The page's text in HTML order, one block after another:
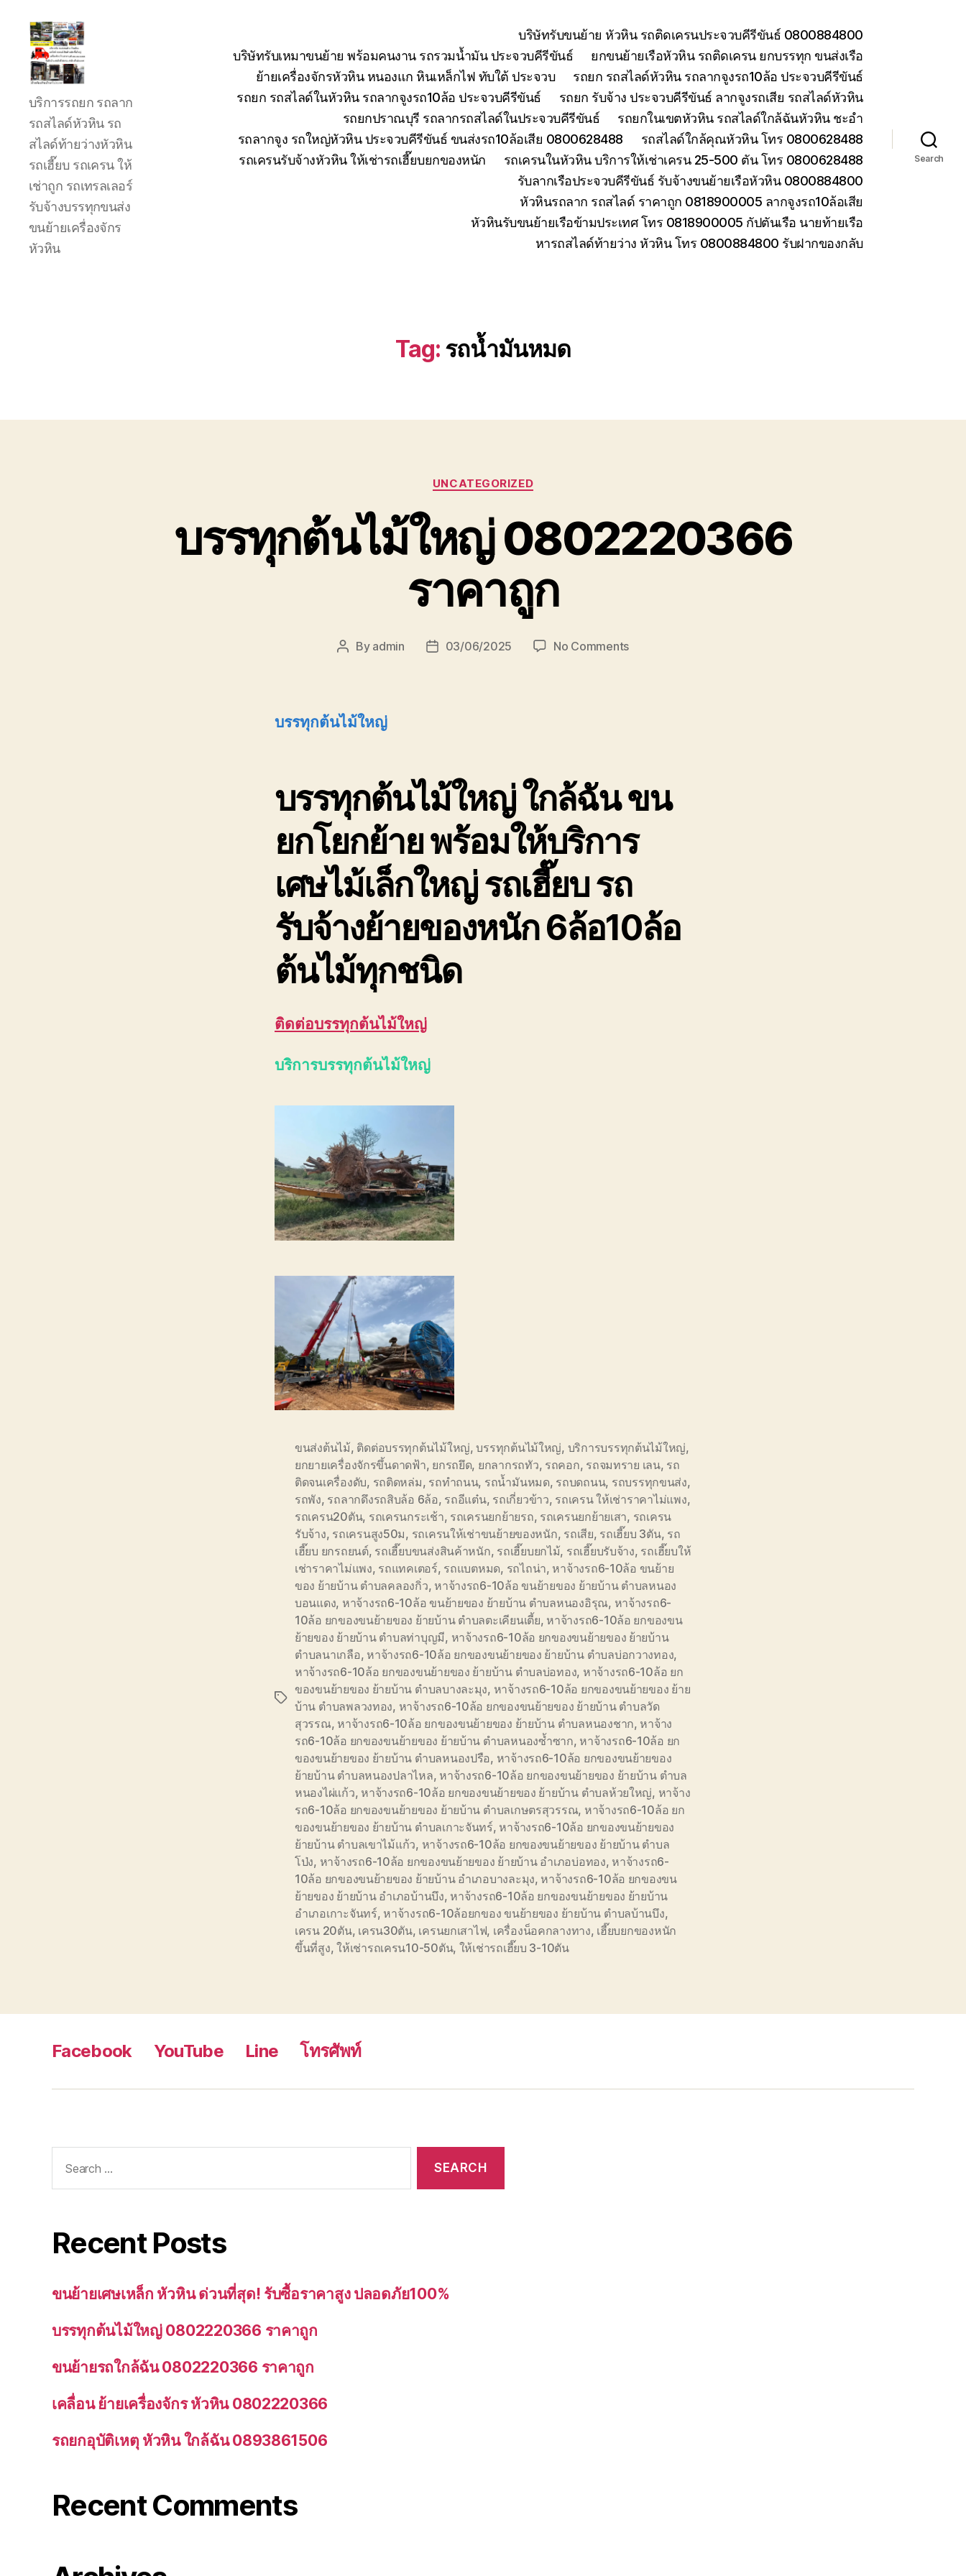
ลาก
รถ
สไลด์
เขต
หัวหิน
24
ชั่วโมง
ติดต่อ
โทร
บริการรถยก รถลาก
รถสไลด์หัวหิน รถ
สไลด์ท้ายว่างหัวหิน
รถเฮี๊ยบ รถเครน ให้
เช่าถูก รถเทรลเลอร์
รับจ้างบรรทุกขนส่ง
ขนย้ายเครื่องจักร
หัวหิน
บริษัทรับขนย้าย หัวหิน รถติดเครนประจวบคีรีขันธ์ 0800884800
บริษัทรับเหมาขนย้าย พร้อมคนงาน รถรวมน้ำมัน ประจวบคีรีขันธ์
ยกขนย้ายเรือหัวหิน รถติดเครน ยกบรรทุก ขนส่งเรือ
ย้ายเครื่องจักรหัวหิน หนองแก หินเหล็กไฟ ทับใต้ ประจวบ
รถยก รถสไลด์หัวหิน รถลากจูงรถ10ล้อ ประจวบคีรีขันธ์
รถยก รถสไลด์ในหัวหิน รถลากจูงรถ10ล้อ ประจวบคีรีขันธ์
รถยก รับจ้าง ประจวบคีรีขันธ์ ลากจูงรถเสีย รถสไลด์หัวหิน
รถยกปราณบุรี รถลากรถสไลด์ในประจวบคีรีขันธ์
รถยกในเขตหัวหิน รถสไลด์ใกล้ฉันหัวหิน ชะอำ
รถลากจูง รถใหญ่หัวหิน ประจวบคีรีขันธ์ ขนส่งรถ10ล้อเสีย 0800628488
รถสไลด์ใกล้คุณหัวหิน โทร 0800628488
รถเครนรับจ้างหัวหิน ให้เช่ารถเฮี๊ยบยกของหนัก
รถเครนในหัวหิน บริการให้เช่าเครน 25-500 ตัน โทร 0800628488
รับลากเรือประจวบคีรีขันธ์ รับจ้างขนย้ายเรือหัวหิน 0800884800
หัวหินรถลาก รถสไลด์ ราคาถูก 0818900005 ลากจูงรถ10ล้อเสีย
หัวหินรับขนย้ายเรือข้ามประเทศ โทร 0818900005 กัปตันเรือ นายท้ายเรือ
หารถสไลด์ท้ายว่าง หัวหิน โทร 0800884800 รับฝากของกลับ
Search
Tag: รถน้ำมันหมด
Categories
UNCATEGORIZED
บรรทุกต้นไม้ใหญ่ 0802220366
ราคาถูก
Post
By admin
Post03/06/2025 No Commentson
บรรทุกต้นไม้ใหญ่
บรรทุกต้นไม้ใหญ่ ใกล้ฉัน ขน
ยกโยกย้าย พร้อมให้บริการ
เศษไม้เล็กใหญ่ รถเฮี๊ยบ รถ
รับจ้างย้ายของหนัก 6ล้อ10ล้อ
ต้นไม้ทุกชนิด
ติดต่อบรรทุกต้นไม้ใหญ่
บริการบรรทุกต้นไม้ใหญ่
Tags
ขนส่งต้นไม้, ติดต่อบรรทุกต้นไม้ใหญ่,บรรทุกต้นไม้ใหญ่, บริการบรรทุกต้นไม้ใหญ่,
ยกยายเครื่องจักรขึ้นดาดฟ้า, ยกรถยึด, ยกลากรถทัว, รถคอก, รถจมทราย เลน, รถ
ติดจนเครื่องดับ, รถติดหล่ม, รถทำถนน, รถน้ำมันหมด, รถบดถนน, รถบรรทุกขนส่ง,
รถพัง, รถลากดึงรถสิบล้อ 6ล้อ, รถอีแต๋น, รถเกี่ยวข้าว, รถเครน ให้เช่าราคาไม่แพง,
รถเครน20ตัน, รถเครนกระเช้า, รถเครนยกย้ายรถ, รถเครนยกย้ายเสา, รถเครน
รับจ้าง, รถเครนสูง50ม, รถเครนให้เช่าขนย้ายของหนัก, รถเสีย, รถเฮี๊ยบ 3ตัน, รถ
เฮี๊ยบ ยกรถยนต์, รถเฮี๊ยบขนส่งสินค้าหนัก, รถเฮี๊ยบยกไม้, รถเฮี๊ยบรับจ้าง, รถเฮี๊ยบให้
เช่าราคาไม่แพง, รถแทคเตอร์, รถแบตหมด, รถไถน่า, หาจ้างรถ6-10ล้อ ขนย้าย
ของ ย้ายบ้าน ตำบลคลองกิ่ว, หาจ้างรถ6-10ล้อ ขนย้ายของ ย้ายบ้าน ตำบลหนอง
บอนแดง, หาจ้างรถ6-10ล้อ ขนย้ายของ ย้ายบ้าน ตำบลหนองอิรุณ, หาจ้างรถ6-
10ล้อ ยกของขนย้ายของ ย้ายบ้าน ตำบลตะเคียนเตี้ย, หาจ้างรถ6-10ล้อ ยกของขน
ย้ายของ ย้ายบ้าน ตำบลท่าบุญมี, หาจ้างรถ6-10ล้อ ยกของขนย้ายของ ย้ายบ้าน
ตำบลนาเกลือ, หาจ้างรถ6-10ล้อ ยกของขนย้ายของ ย้ายบ้าน ตำบลบ่อกวางทอง,
หาจ้างรถ6-10ล้อ ยกของขนย้ายของ ย้ายบ้าน ตำบลบ่อทอง, หาจ้างรถ6-10ล้อ ยก
ของขนย้ายของ ย้ายบ้าน ตำบลบางละมุง, หาจ้างรถ6-10ล้อ ยกของขนย้ายของ ย้าย
บ้าน ตำบลพลวงทอง, หาจ้างรถ6-10ล้อ ยกของขนย้ายของ ย้ายบ้าน ตำบลวัด
สุวรรณ, หาจ้างรถ6-10ล้อ ยกของขนย้ายของ ย้ายบ้าน ตำบลหนองชาก, หาจ้าง
รถ6-10ล้อ ยกของขนย้ายของ ย้ายบ้าน ตำบลหนองซ้ำซาก, หาจ้างรถ6-10ล้อ ยก
ของขนย้ายของ ย้ายบ้าน ตำบลหนองปรือ, หาจ้างรถ6-10ล้อ ยกของขนย้ายของ
ย้ายบ้าน ตำบลหนองปลาไหล, หาจ้างรถ6-10ล้อ ยกของขนย้ายของ ย้ายบ้าน ตำบล
หนองไผ่แก้ว, หาจ้างรถ6-10ล้อ ยกของขนย้ายของ ย้ายบ้าน ตำบลห้วยใหญ่, หาจ้าง
รถ6-10ล้อ ยกของขนย้ายของ ย้ายบ้าน ตำบลเกษตรสุวรรณ, หาจ้างรถ6-10ล้อ ยก
ของขนย้ายของ ย้ายบ้าน ตำบลเกาะจันทร์, หาจ้างรถ6-10ล้อ ยกของขนย้ายของ
ย้ายบ้าน ตำบลเขาไม้แก้ว, หาจ้างรถ6-10ล้อ ยกของขนย้ายของ ย้ายบ้าน ตำบล
โป่ง, หาจ้างรถ6-10ล้อ ยกของขนย้ายของ ย้ายบ้าน อำเภอบ่อทอง, หาจ้างรถ6-
10ล้อ ยกของขนย้ายของ ย้ายบ้าน อำเภอบางละมุง, หาจ้างรถ6-10ล้อ ยกของขน
ย้ายของ ย้ายบ้าน อำเภอบ้านบึง, หาจ้างรถ6-10ล้อ ยกของขนย้ายของ ย้ายบ้าน
อำเภอเกาะจันทร์, หาจ้างรถ6-10ล้อยกของ ขนย้ายของ ย้ายบ้าน ตำบลบ้านบึง,
เครน 20ตัน, เครน30ตัน, เครนยกเสาไฟ, เครื่องน็อคกลางทาง, เฮี๊ยบยกของหนัก
ขึ้นที่สูง,ให้เช่ารถเครน10-50ตัน, ให้เช่ารถเฮี๊ยบ 3-10ตัน
Facebook YouTube Line โทรศัพท์
for:
Recent Posts
ขนย้ายเศษเหล็ก หัวหิน ด่วนที่สุด! รับซื้อราคาสูง ปลอดภัย100%
บรรทุกต้นไม้ใหญ่ 0802220366 ราคาถูก
ขนย้ายรถใกล้ฉัน 0802220366 ราคาถูก
เคลื่อน ย้ายเครื่องจักร หัวหิน 0802220366
รถยกอุบัติเหตุ หัวหิน ใกล้ฉัน 0893861506
Recent Comments